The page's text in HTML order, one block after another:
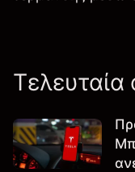
Τελευταία